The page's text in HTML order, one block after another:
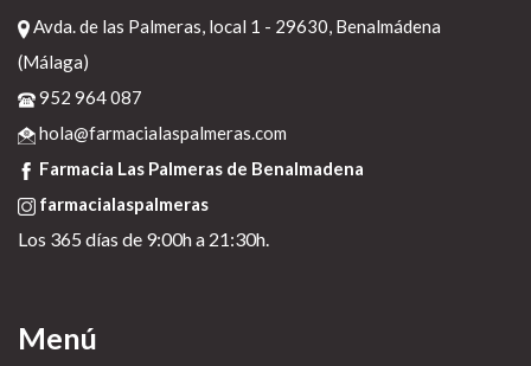
Avda. de las Palmeras, local 1 - 29630, Benalmádena
(Málaga)
952 964 087
hola@farmacialaspalmeras.com
Farmacia Las Palmeras de Benalmadena
farmacialaspalmeras
Los 365 días de 9:00h a 21:30h.
Menú